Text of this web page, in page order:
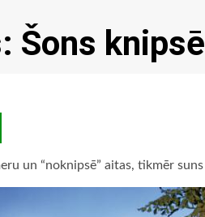
Šons
un “noknipsē” aitas, tikmēr